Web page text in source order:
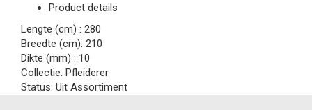
Product details
Lengte (cm) : 280
Breedte (cm): 210
Dikte (mm) : 10
Collectie: Pfleiderer
Status: Uit Assortiment